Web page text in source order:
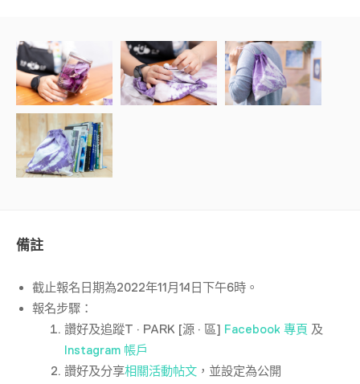
備註
截止報名日期為2022年11月14日下午6時。
報名步驟：
讚好及追蹤T · PARK [源 · 區] Facebook 專頁 及
Instagram 帳戶
讚好及分享相關活動帖文 ，並設定為公開